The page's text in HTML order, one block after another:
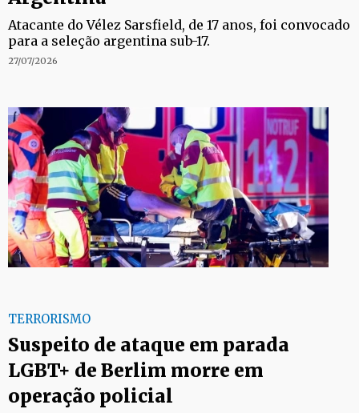
Atacante do Vélez Sarsfield, de 17 anos, foi convocado
para a seleção argentina sub-17.
27/07/2026
TERRORISMO
Suspeito de ataque em parada
LGBT+ de Berlim morre em
operação policial